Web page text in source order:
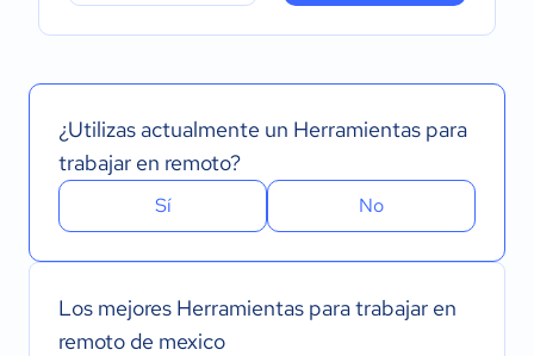
¿Utilizas actualmente un Herramientas para
trabajar en remoto?
Sí No
Los mejores Herramientas para trabajar en
remoto de mexico